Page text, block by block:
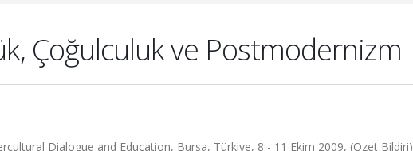
Çoğulculuk ve Postmodernizm
Dialogue and Education, Bursa, Türkiye, 8 - 11 Ekim 2009, (Özet Bildiri)